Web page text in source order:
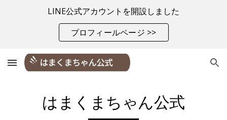
Skip to navigation
LINE公式アカウントを開設しました
プロフィールページ >>
はまくまちゃん公式